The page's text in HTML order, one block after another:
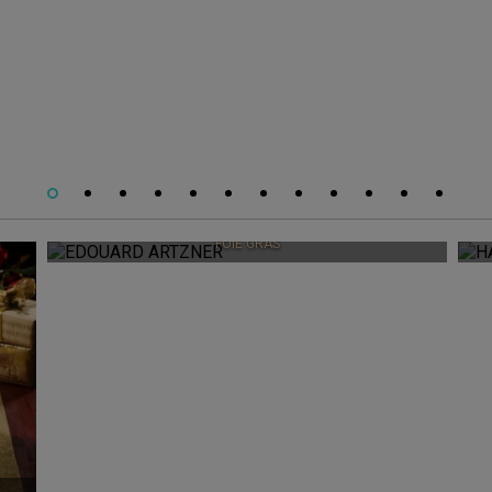
EDOUARD ARTZNER
FOIE GRAS